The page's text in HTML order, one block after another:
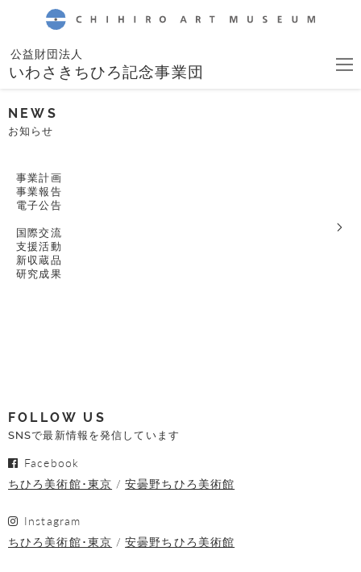
公益財団法人
いわさきちひろ記念事業団
NEWS
お知らせ
事業計画
事業報告
電子公告
国際交流
支援活動
新収蔵品
研究成果
FOLLOW US
SNSで最新情報を発信しています
Facebook
ちひろ美術館･東京
安曇野ちひろ美術館
Instagram
ちひろ美術館･東京
安曇野ちひろ美術館